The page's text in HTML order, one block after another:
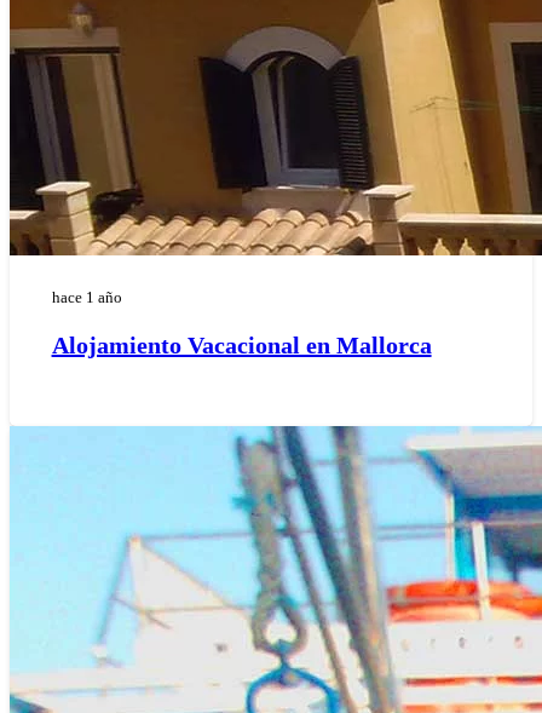
hace 1 año
Alojamiento Vacacional en Mallorca